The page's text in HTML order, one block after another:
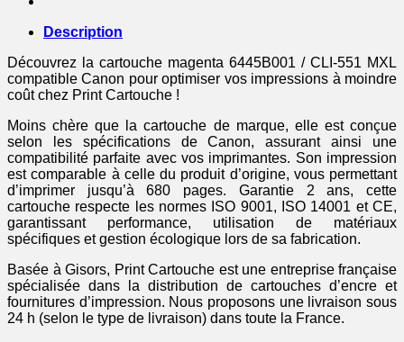
Description
Découvrez la cartouche magenta 6445B001 / CLI-551 MXL
compatible Canon pour optimiser vos impressions à moindre
coût chez Print Cartouche !
Moins chère que la cartouche de marque, elle est conçue
selon les spécifications de Canon, assurant ainsi une
compatibilité parfaite avec vos imprimantes. Son impression
est comparable à celle du produit d’origine, vous permettant
d’imprimer jusqu’à 680 pages. Garantie 2 ans, cette
cartouche respecte les normes ISO 9001, ISO 14001 et CE,
garantissant performance, utilisation de matériaux
spécifiques et gestion écologique lors de sa fabrication.
Basée à Gisors, Print Cartouche est une entreprise française
spécialisée dans la distribution de cartouches d’encre et
fournitures d’impression. Nous proposons une livraison sous
24 h (selon le type de livraison) dans toute la France.